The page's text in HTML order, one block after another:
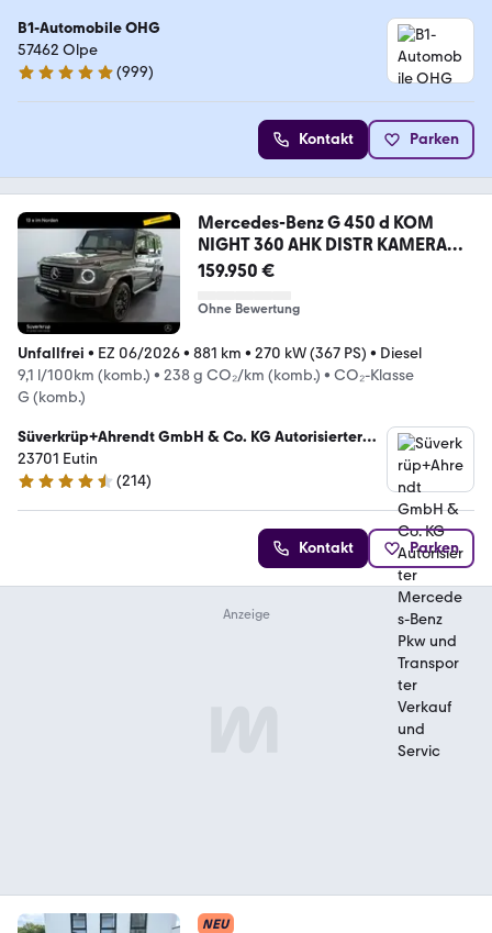
B1-Automobile OHG
57462 Olpe
4.9 Sterne
(999)
Kontakt Parken
Mercedes-Benz G 450 d KOM
NIGHT 360 AHK DISTR KAMERA
PANO SPUR
159.950 €
Ohne Bewertung
Unfallfrei • EZ 06/2026• 881 km • 270 kW (367 PS) • Diesel
9,1 l/100km (komb.) • 238 g CO₂/km (komb.) • CO₂-Klasse
G (komb.)
Süverkrüp+Ahrendt GmbH & Co. KG Autorisierter
Mercedes-Benz Pkw und Transporter Verkauf und
Servic
23701 Eutin
4.7 Sterne
(214)
Kontakt Parken
NEU